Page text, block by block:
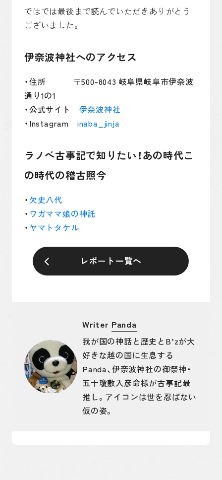
ではでは最後まで読んでいただきありがとう
ございました。
伊奈波神社へのアクセス
住所 〒500-8043 岐阜県岐阜市伊奈波
通り1の1
公式サイト 伊奈波神社
Instagram inaba_jinja
ラノベ古事記で知りたい！あの時代こ
の時代の稽古照今
欠史八代
ワガママ娘の神託
ヤマトタケル
レポート一覧へ
Writer Panda
我が国の神話と歴史とB’zが大
好きな越の国に生息する
Panda、伊奈波神社の御祭神・
五十瓊敷入彦命様が古事記最
推し。アイコンは世を忍ばない
仮の姿。